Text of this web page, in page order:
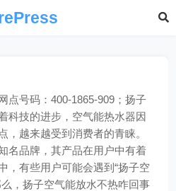
点号码：400-1865-909；扬子
科技的进步，空气能热水器因
，越来越受到消费者的青睐。
名品牌，其产品在用户中有着
，有些用户可能会遇到“扬子空
，扬子空气能放水不热咋回事